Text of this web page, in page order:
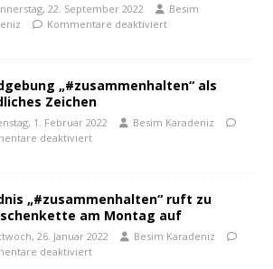
22. September 2022
Besim
Kommentare deaktiviert
„#zusammenhalten“ als
Zeichen
1. Februar 2022
Besim Karadeniz
deaktiviert
„#zusammenhalten“ ruft zu
am Montag auf
26. Januar 2022
Besim Karadeniz
deaktiviert